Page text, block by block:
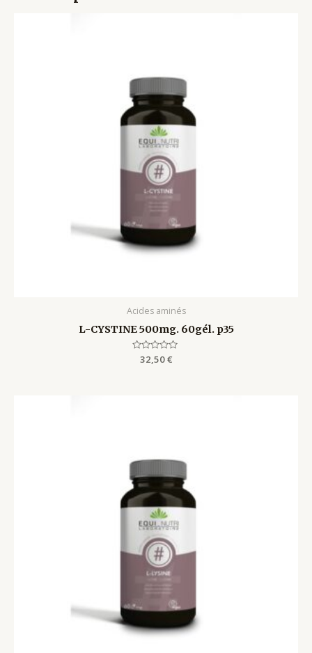
Acides aminés
L-CYSTINE 500mg. 60gél. p35
Rated
32,50€